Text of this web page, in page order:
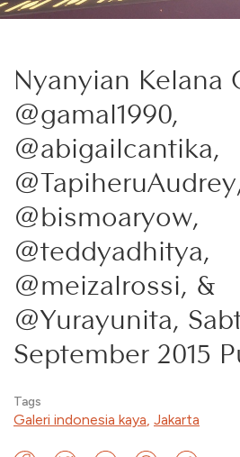
Nyanyian Kelana
@gamal1990,
@abigailcantika,
@bismoaryow,
@teddyadhitya,
@meizalrossi, &
@Yurayunita,
September 2015
Tags
Galeri indonesia kaya Jakarta